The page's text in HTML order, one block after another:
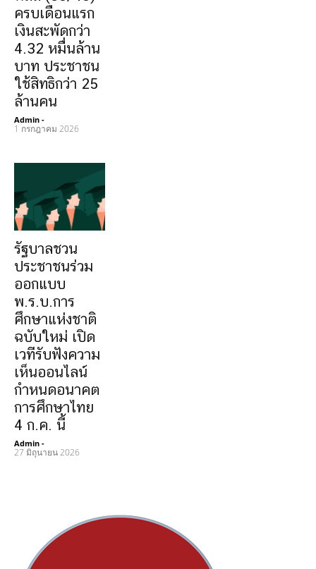
ครบเดือนแรก
เงินสะพัดกว่า
4.32 หมื่นล้าน
บาท ประชาชน
ใช้สิทธิกว่า 25
ล้านคน
Admin -
1 กรกฎาคม 2026
รัฐบาลชวน
ประชาชนร่วม
ออกแบบ
พ.ร.บ.การ
ศึกษาแห่งชาติ
ฉบับใหม่ เปิด
เวทีรับฟังความ
เห็นออนไลน์
กำหนดอนาคต
การศึกษาไทย
4 ก.ค. นี้
Admin -
27 มิถุนายน 2026